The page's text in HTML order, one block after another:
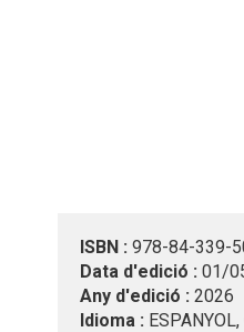
ISBN : 978-84-339-
Data d'edició : 01/
Any d'edició : 2026
Idioma :